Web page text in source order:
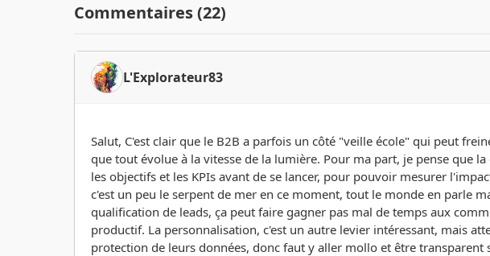
Commentaires (22)
L'Explorateur83
Salut, C'est clair que le B2B a parfois un côté "veille école" qui peut
que tout évolue à la vitesse de la lumière. Pour ma part, je pense que
les objectifs et les KPIs avant de se lancer, pour pouvoir mesurer
c'est un peu le serpent de mer en ce moment, tout le monde en parle
qualification de leads, ça peut faire gagner pas mal de temps aux
productif. La personnalisation, c'est un autre levier intéressant, mais
protection de leurs données, donc faut y aller mollo et être